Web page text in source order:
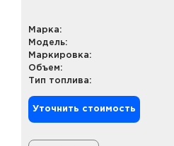
Марка:
Модель:
Маркировка:
Объем:
Тип топлива:
Уточнить стоимость